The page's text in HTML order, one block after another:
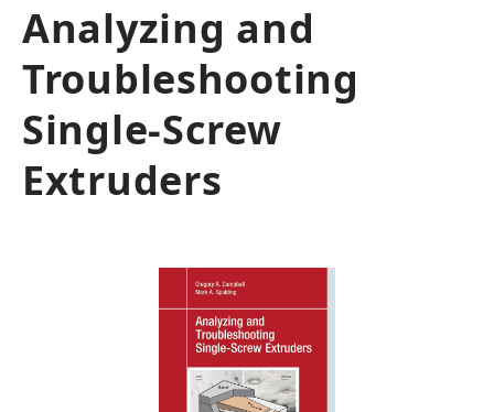
Analyzing and
Troubleshooting
Single-Screw
Extruders
Bildergalerie überspringen